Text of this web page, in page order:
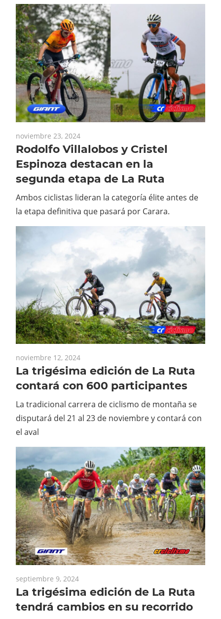
noviembre 23, 2024
Rodolfo Villalobos y Cristel
Espinoza destacan en la
segunda etapa de La Ruta
Ambos ciclistas lideran la categoría élite antes de
la etapa definitiva que pasará por Carara.
noviembre 12, 2024
La trigésima edición de La Ruta
contará con 600 participantes
La tradicional carrera de ciclismo de montaña se
disputará del 21 al 23 de noviembre y contará con
el aval
septiembre 9, 2024
La trigésima edición de La Ruta
tendrá cambios en su recorrido